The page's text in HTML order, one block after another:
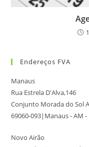
Endereços FVA
Manaus
Rua Estrela D'Alva,146
Conjunto Morada do Sol
69060-093|Manaus - AM -
Novo Airão